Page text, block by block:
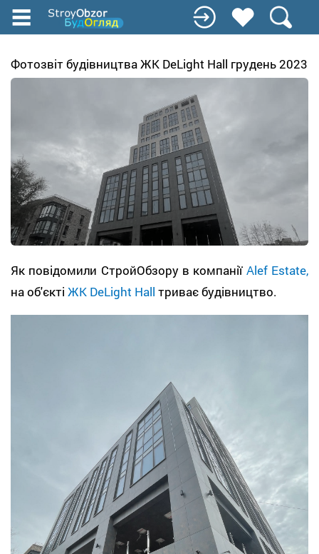
Перейти
до
вмісту
Фотозвіт будівництва ЖК DeLight Hall грудень 2023
Як повідомили СтройОбзору в компанії Alef Estate,
на об'єкті ЖК DeLight Hall триває будівництво.